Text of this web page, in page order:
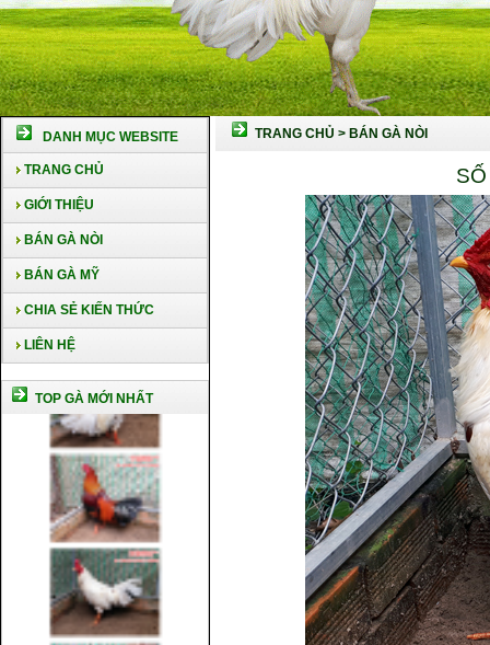
DANH MỤC WEBSITE
TRANG CHỦ
GIỚI THIỆU
BÁN GÀ NÒI
BÁN GÀ MỸ
CHIA SẺ KIẾN THỨC
LIÊN HỆ
TOP GÀ MỚI NHẤT
TRANG CHỦ > BÁN GÀ NÒI